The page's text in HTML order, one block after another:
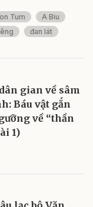
Tum
A Biu
đan lát
gian về sâm
Báu vật gắn
về “thần
1)